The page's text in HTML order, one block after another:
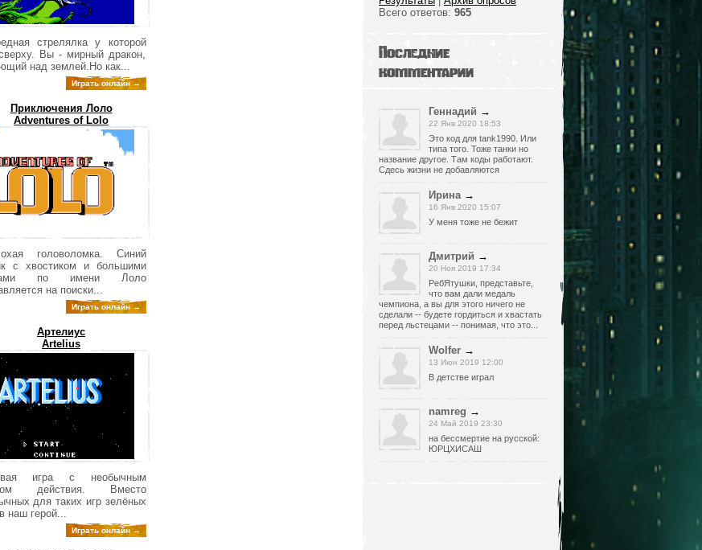
стрелялка у которой
Вы - мирный дракон,
над землей.Но как...
Играть онлайн →
Приключения Лоло
Adventures of Lolo
головоломка. Синий
с хвостиком и большими
по имени Лоло
на поиски...
Играть онлайн →
Артелиус
Artelius
игра с необычным
действия. Вместо
для таких игр зелёных
наш герой...
Играть онлайн →
Всего ответов: 965
Последние
комментарии
Геннадий →
22 Янв 2020 18:53
Это код для tank1990. Или
типа того. Тоже танки но
название другое. Там коды работают.
Сдесь жизни не добавляются
Ирина →
16 Янв 2020 15:07
У меня тоже не бежит
Дмитрий →
20 Ноя 2019 17:34
РебЯтушки, представьте,
что вам дали медаль
чемпиона, а вы для этого ничего не
сделали -- будете гордиться и хвастать
перед льстецами -- понимая, что это...
Wolfer →
13 Июн 2019 12:00
В детстве играл
namreg →
24 Май 2019 23:30
на бессмертие на русской:
ЮРЦХИСАШ